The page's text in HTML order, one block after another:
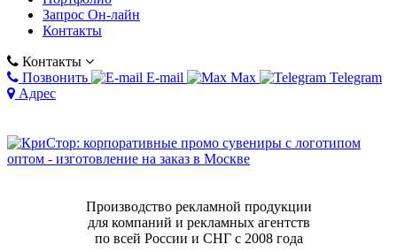
Запрос Он-лайн
Контакты
Контакты
Позвонить
E-mail Max
Telegram
Адрес
Производство рекламной продукции
для компаний и рекламных агентств
по всей России и СНГ с 2008 года